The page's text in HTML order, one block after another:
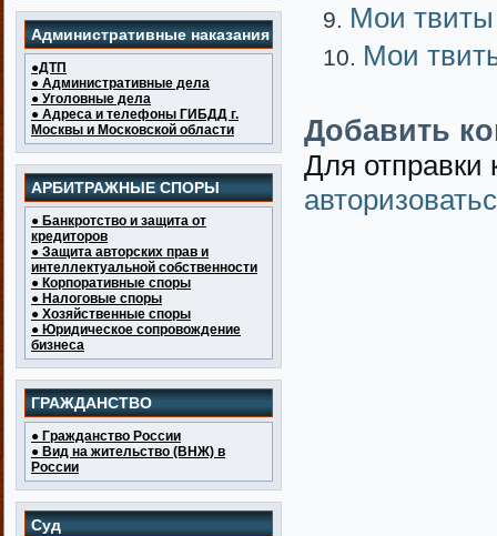
Административные наказания
●ДТП
● Административные дела
● Уголовные дела
● Адреса и телефоны ГИБДД г.
Москвы и Московской области
АРБИТРАЖНЫЕ СПОРЫ
● Банкротство и защита от
кредиторов
● Защита авторских прав и
интеллектуальной собственности
● Корпоративные споры
● Налоговые споры
● Хозяйственные споры
● Юридическое сопровождение
бизнеса
ГРАЖДАНСТВО
● Гражданство России
● Вид на жительство (ВНЖ) в
России
Суд
Мои твиты
Мои
Добавить
Для отправки